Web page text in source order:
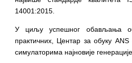
14001:2015.
У циљу успешног обављања
практичних, Центар за обуку
симулаторима најновије